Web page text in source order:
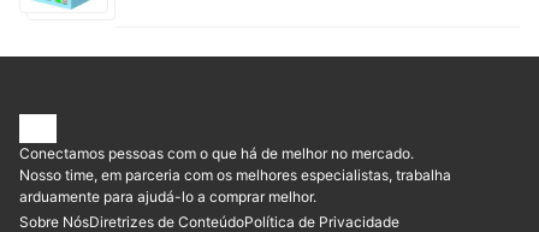
Conectamos pessoas com o que há de melhor no mercado.
Nosso time, em parceria com os melhores especialistas, trabalha
arduamente para ajudá-lo a comprar melhor.
Sobre NósDiretrizes de ConteúdoPolítica de Privacidade